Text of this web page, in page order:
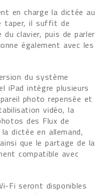
en charge la dictée au
taper, il suffit de
clavier, puis de parler
également avec les
du système
iPad intègre plusieurs
photo repensée et
vidéo, la
des Flux de
dictée en allemand,
que le partage de la
compatible avec
Fi seront disponibles